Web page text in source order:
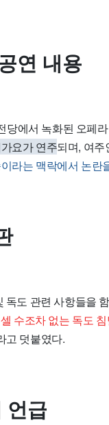
연 내용
에서 녹화된 오페
요가 연주되며, 여주
라는 맥락에서 논란
도 관련 사항들을
수조차 없는 독도
고 덧붙였다.
언급